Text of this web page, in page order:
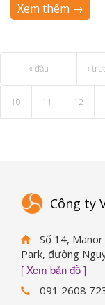
Xem thêm →
« đầu ‹
10 11 12
Công ty
Số 14,
Park, đường
[ Xem bản đồ ]
091 2608